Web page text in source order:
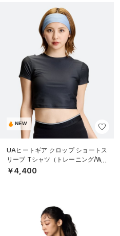
NEW
UAヒートギア クロップ ショートス
リーブ Tシャツ（トレーニング/WO
MEN）
￥4,400